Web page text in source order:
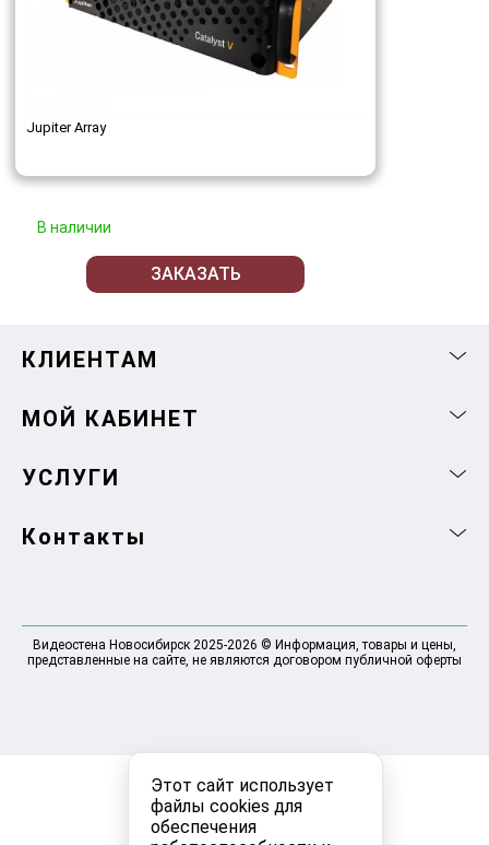
Этот сайт использует
файлы cookies для
обеспечения
Jupiter Array
В наличии
ЗАКАЗАТЬ
КЛИЕНТАМ
МОЙ КАБИНЕТ
УСЛУГИ
Контакты
Видеостена Новосибирск 2025-2026 © Информация, товары и цены,
представленные на сайте, не являются договором публичной оферты